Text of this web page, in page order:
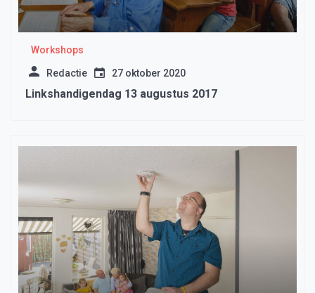
Workshops
Redactie 27 oktober 2020
Linkshandigendag 13 augustus 2017